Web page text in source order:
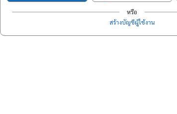
หรือ
สร้างบัญชีผู้ใช้งาน